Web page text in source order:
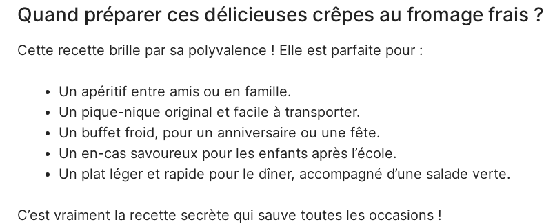
Quand préparer ces délicieuses crêpes au fromage frais ?
Cette recette brille par sa polyvalence ! Elle est parfaite pour :
Un apéritif entre amis ou en famille.
Un pique-nique original et facile à transporter.
Un buffet froid, pour un anniversaire ou une fête.
Un en-cas savoureux pour les enfants après l’école.
Un plat léger et rapide pour le dîner, accompagné d’une salade verte.
C’est vraiment la recette secrète qui sauve toutes les occasions !